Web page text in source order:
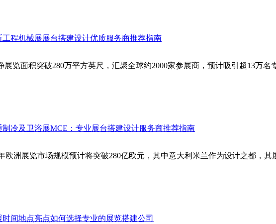
工程机械展展台搭建设计优质服务商推荐指南
展览面积突破280万平方英尺，汇聚全球约2000家参展商，预计吸引超13万
制冷及卫浴展MCE：专业展台搭建设计服务商推荐指南
欧洲展览市场规模预计将突破280亿欧元，其中意大利米兰作为设计之都，
时间地点亮点如何选择专业的展览搭建公司